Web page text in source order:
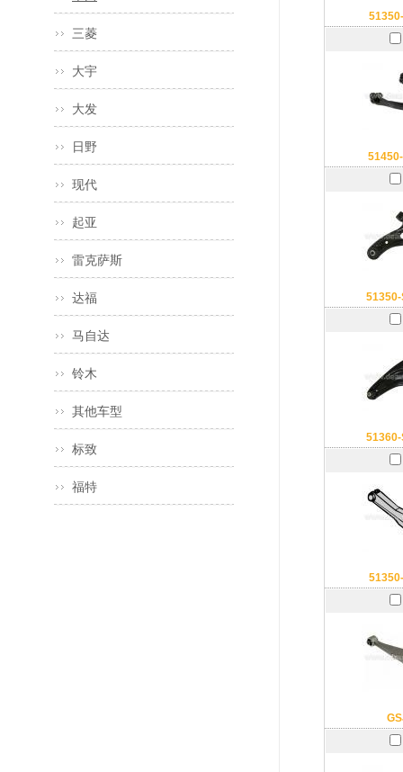
三菱
大宇
大发
日野
现代
起亚
雷克萨斯
达福
马自达
铃木
其他车型
标致
福特